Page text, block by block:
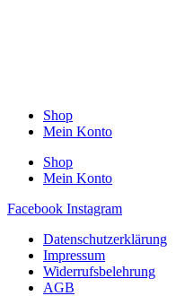
Shop
Mein Konto
Shop
Mein Konto
Facebook Instagram
Datenschutzerklärung
Impressum
Widerrufsbelehrung
AGB